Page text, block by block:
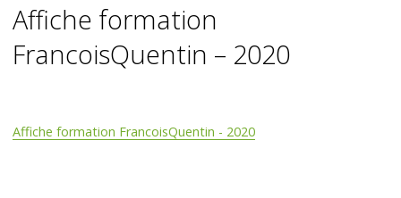
contenu
principal
Affiche formation
FrancoisQuentin – 2020
Affiche formation FrancoisQuentin - 2020